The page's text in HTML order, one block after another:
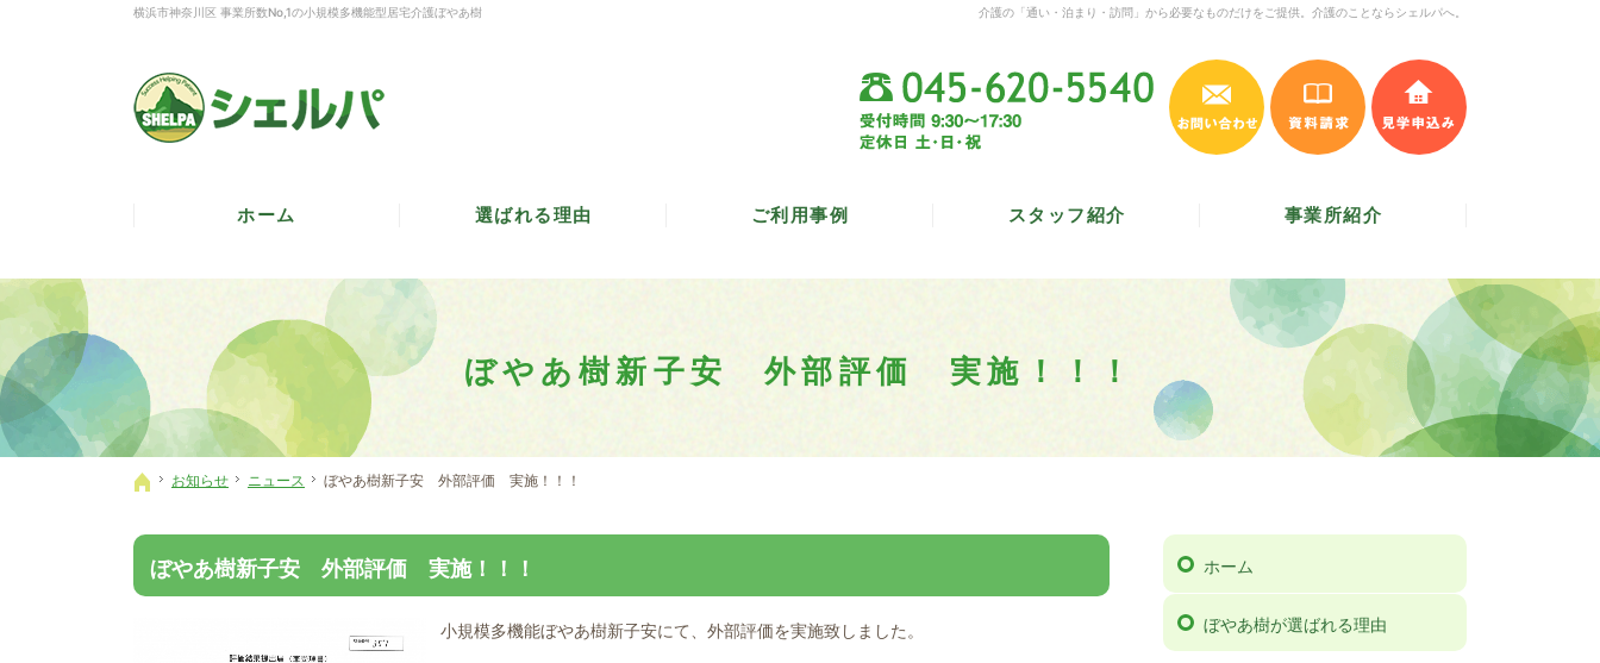
ぼやあ樹新子安 外部評価 実施！！！
介護の「通い・泊まり・訪問」から必要なものだけをご提供。介護のことならシェルパへ。
横浜市神奈川区 事業所数No,1の小規模多機能型居宅介護ぼやあ樹
ホーム
お知らせ ニュース ぼやあ樹新子安 外部評価 実施！！！
ぼやあ樹新子安 外部評価 実施！！！
小規模多機能ぼやあ樹新子安にて、外部評価を実施致しました。
ホーム
ぼやあ樹が選ばれる理由
045-620-5540
受付時間 9:30～17:30／ 定休日 土・日・祝
お問い合わせ 資料請求
ホーム 選ばれる理由 ご利用事例 スタッフ紹介 事業所紹介